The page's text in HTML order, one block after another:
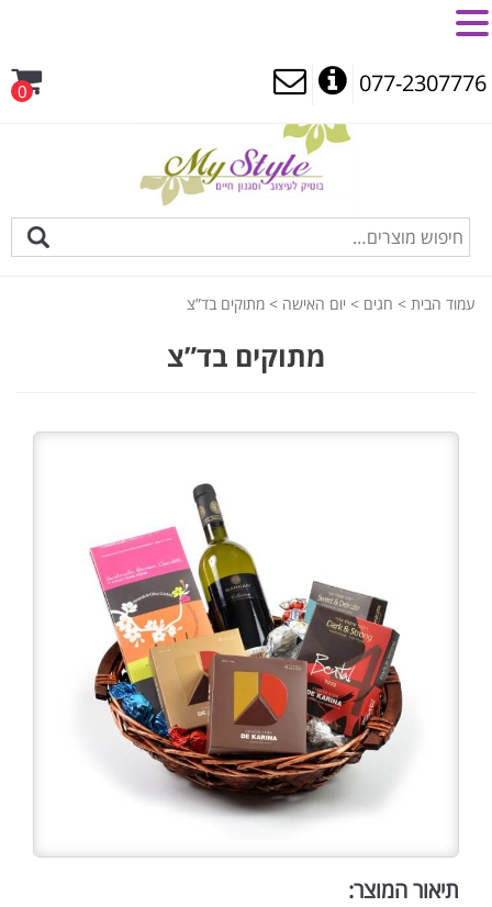
077-2307776
0
עמוד הבית > חגים > יום האישה > מתוקים בד”צ
מתוקים בד”צ
תיאור המוצר: